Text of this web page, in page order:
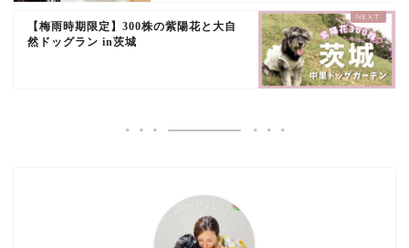
【梅雨時期限定】300株の紫陽花と大自
然ドッグラン in茨城